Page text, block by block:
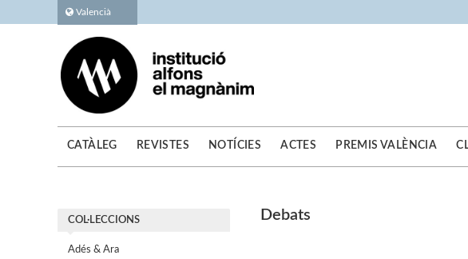
Valencià
CATÀLEG REVISTES NOTÍCIES ACTES PREMIS VALÈNCIA
COL·LECCIONS
Adés & Ara
Debats